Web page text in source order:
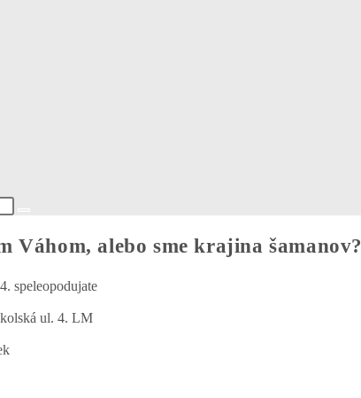
Váhom, alebo sme krajina šamanov?
speleopodujate
ul. 4. LM